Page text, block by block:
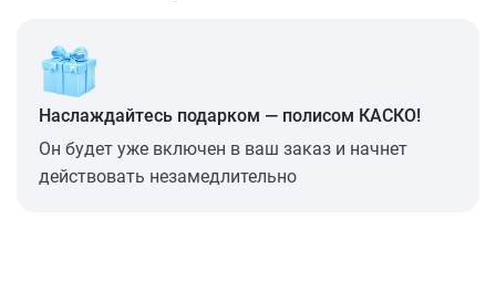
Наслаждайтесь подарком — полисом КАСКО!
Он будет уже включен в ваш заказ и начнет
действовать незамедлительно